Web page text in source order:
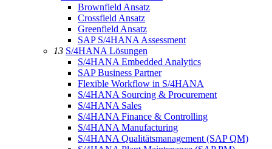
Brownfield Ansatz
Crossfield Ansatz
Greenfield Ansatz
SAP S/4HANA Assessment
13 S/4HANA Lösungen
S/4HANA Embedded Analytics
SAP Business Partner
Flexible Workflow in S/4HANA
S/4HANA Sourcing & Procurement
S/4HANA Sales
S/4HANA Finance & Controlling
S/4HANA Manufacturing
S/4HANA Qualitätsmanagement (SAP QM)